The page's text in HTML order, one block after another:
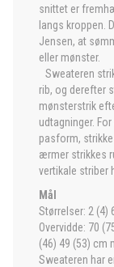
snittet er
langs kroppen.
Jensen, at
eller mønster.
Sweateren
rib, og derefter
mønsterstrik
udtagninger.
pasform,
ærmer strikkes
vertikale striber
Mål
Størrelser: 2 (4)
Overvidde: 70
(46) 49 (53) cm
Sweateren har